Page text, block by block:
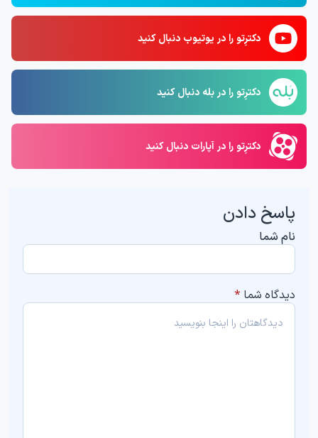
دکترِتو را در یوتیوب دنبال کنید
دکترِتو را در بله دنبال کنید
دکترِتو را در آپارات دنبال کنید
پاسخ دادن
نام شما
دیدگاه شما *